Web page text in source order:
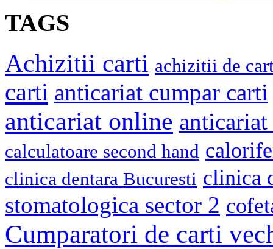
TAGS
Achizitii carti achizitii de
carti anticariat cumpar carti
anticariat online
calculatoare second hand
clinica dentara Bucuresti clinica
stomatologica sector 2
Cumparatori de carti